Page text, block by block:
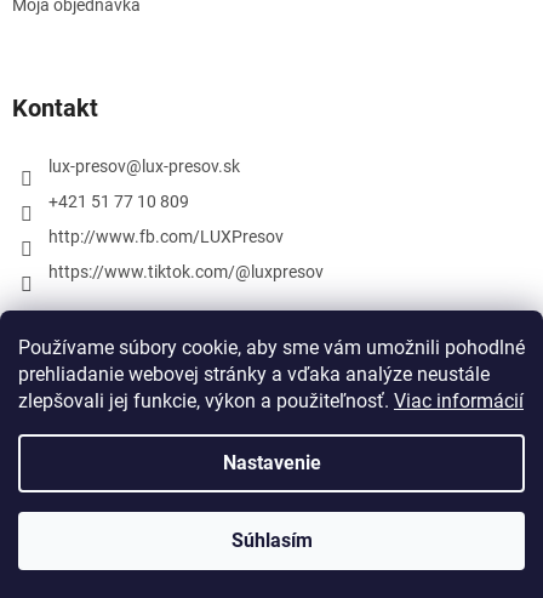
Používame súbory cookie, aby sme vám umožnili pohodlné
prehliadanie webovej stránky a vďaka analýze neustále
zlepšovali jej funkcie, výkon a použiteľnosť. Viac informácií
Nastavenie
Súhlasím
Moja objednávka
Kontakt
lux-presov@ lux-presov.sk
+421 51 77 10 809
http://www.fb.com/LUXPresov
https://www.tiktok.com/@luxpresov
Vytvoril Shoptet
lux-presov.sk. Všetky práva vyhradené.